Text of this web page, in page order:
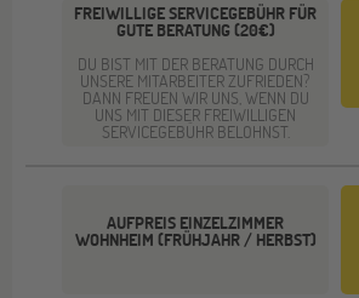
FREIWILLIGE SERVICEGEBÜHR FÜR
GUTE BERATUNG (20€)
DU BIST MIT DER BERATUNG DURCH
UNSERE MITARBEITER ZUFRIEDEN?
DANN FREUEN WIR UNS, WENN DU
UNS MIT DIESER FREIWILLIGEN
SERVICEGEBÜHR BELOHNST.
AUFPREIS EINZELZIMMER
WOHNHEIM (FRÜHJAHR / HERBST)